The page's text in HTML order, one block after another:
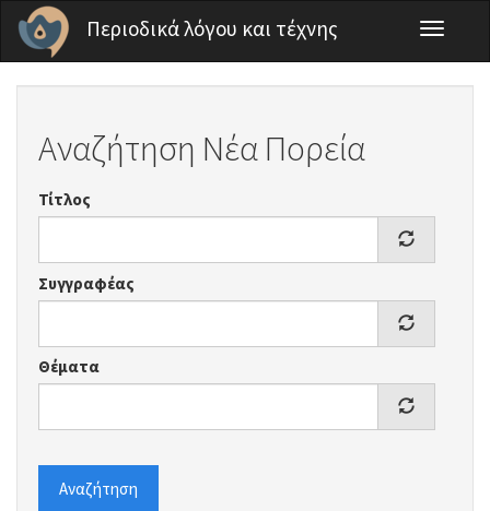
Παράκαμψη προς το κυρίως περιεχόμενο
Περιοδικά λόγου και τέχνης
Toggle
Αναζήτηση Νέα Πορεία
Τίτλος
Συγγραφέας
Θέματα
Αναζήτηση